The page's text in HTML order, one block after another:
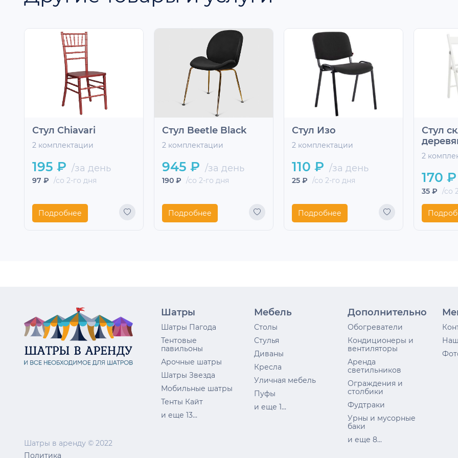
Стул Chiavari
2 комплектации
195 ₽ /за день
97 ₽ /со 2-го дня
Подробнее
Стул Beetle Black
2 комплектации
945 ₽ /за день
190 ₽ /со 2-го дня
Подробнее
Стул Изо
2 комплектации
110 ₽ /за день
25 ₽ /со 2-го дня
Подробнее
Стул
2
170 ₽
35 ₽ /со
Шатры в аренду © 2022
Политика
Шатры
Шатры Пагода
Тентовые
павильоны
Арочные шатры
Шатры Звезда
Мобильные шатры
Тенты Кайт
и еще 13...
Мебель
Столы
Стулья
Диваны
Кресла
Уличная мебель
Пуфы
и еще 1...
Дополнительно
Обогреватели
Кондиционеры и
вентиляторы
Аренда
светильников
Ограждения и
столбики
Фудтраки
Урны и мусорные
баки
и еще 8...